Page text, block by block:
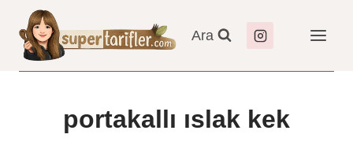
content
Ara
portakallı ıslak kek